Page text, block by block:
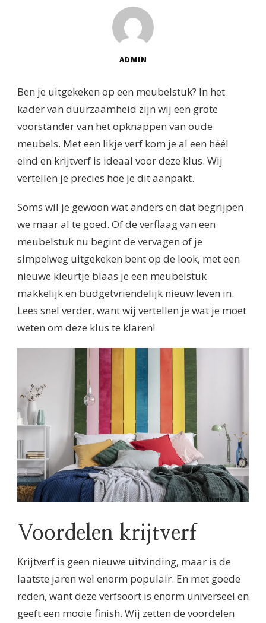
ADMIN
Ben je uitgekeken op een meubelstuk? In het
kader van duurzaamheid zijn wij een grote
voorstander van het opknappen van oude
meubels. Met een likje verf kom je al een héél
eind en krijtverf is ideaal voor deze klus. Wij
vertellen je precies hoe je dit aanpakt.
Soms wil je gewoon wat anders en dat begrijpen
we maar al te goed. Of de verflaag van een
meubelstuk nu begint de vervagen of je
simpelweg uitgekeken bent op de look, met een
nieuwe kleurtje blaas je een meubelstuk
makkelijk en budgetvriendelijk nieuw leven in.
Lees snel verder, want wij vertellen je wat je moet
weten om deze klus te klaren!
Voordelen krijtverf
Krijtverf is geen nieuwe uitvinding, maar is de
laatste jaren wel enorm populair. En met goede
reden, want deze verfsoort is enorm universeel en
geeft een mooie finish. Wij zetten de voordelen